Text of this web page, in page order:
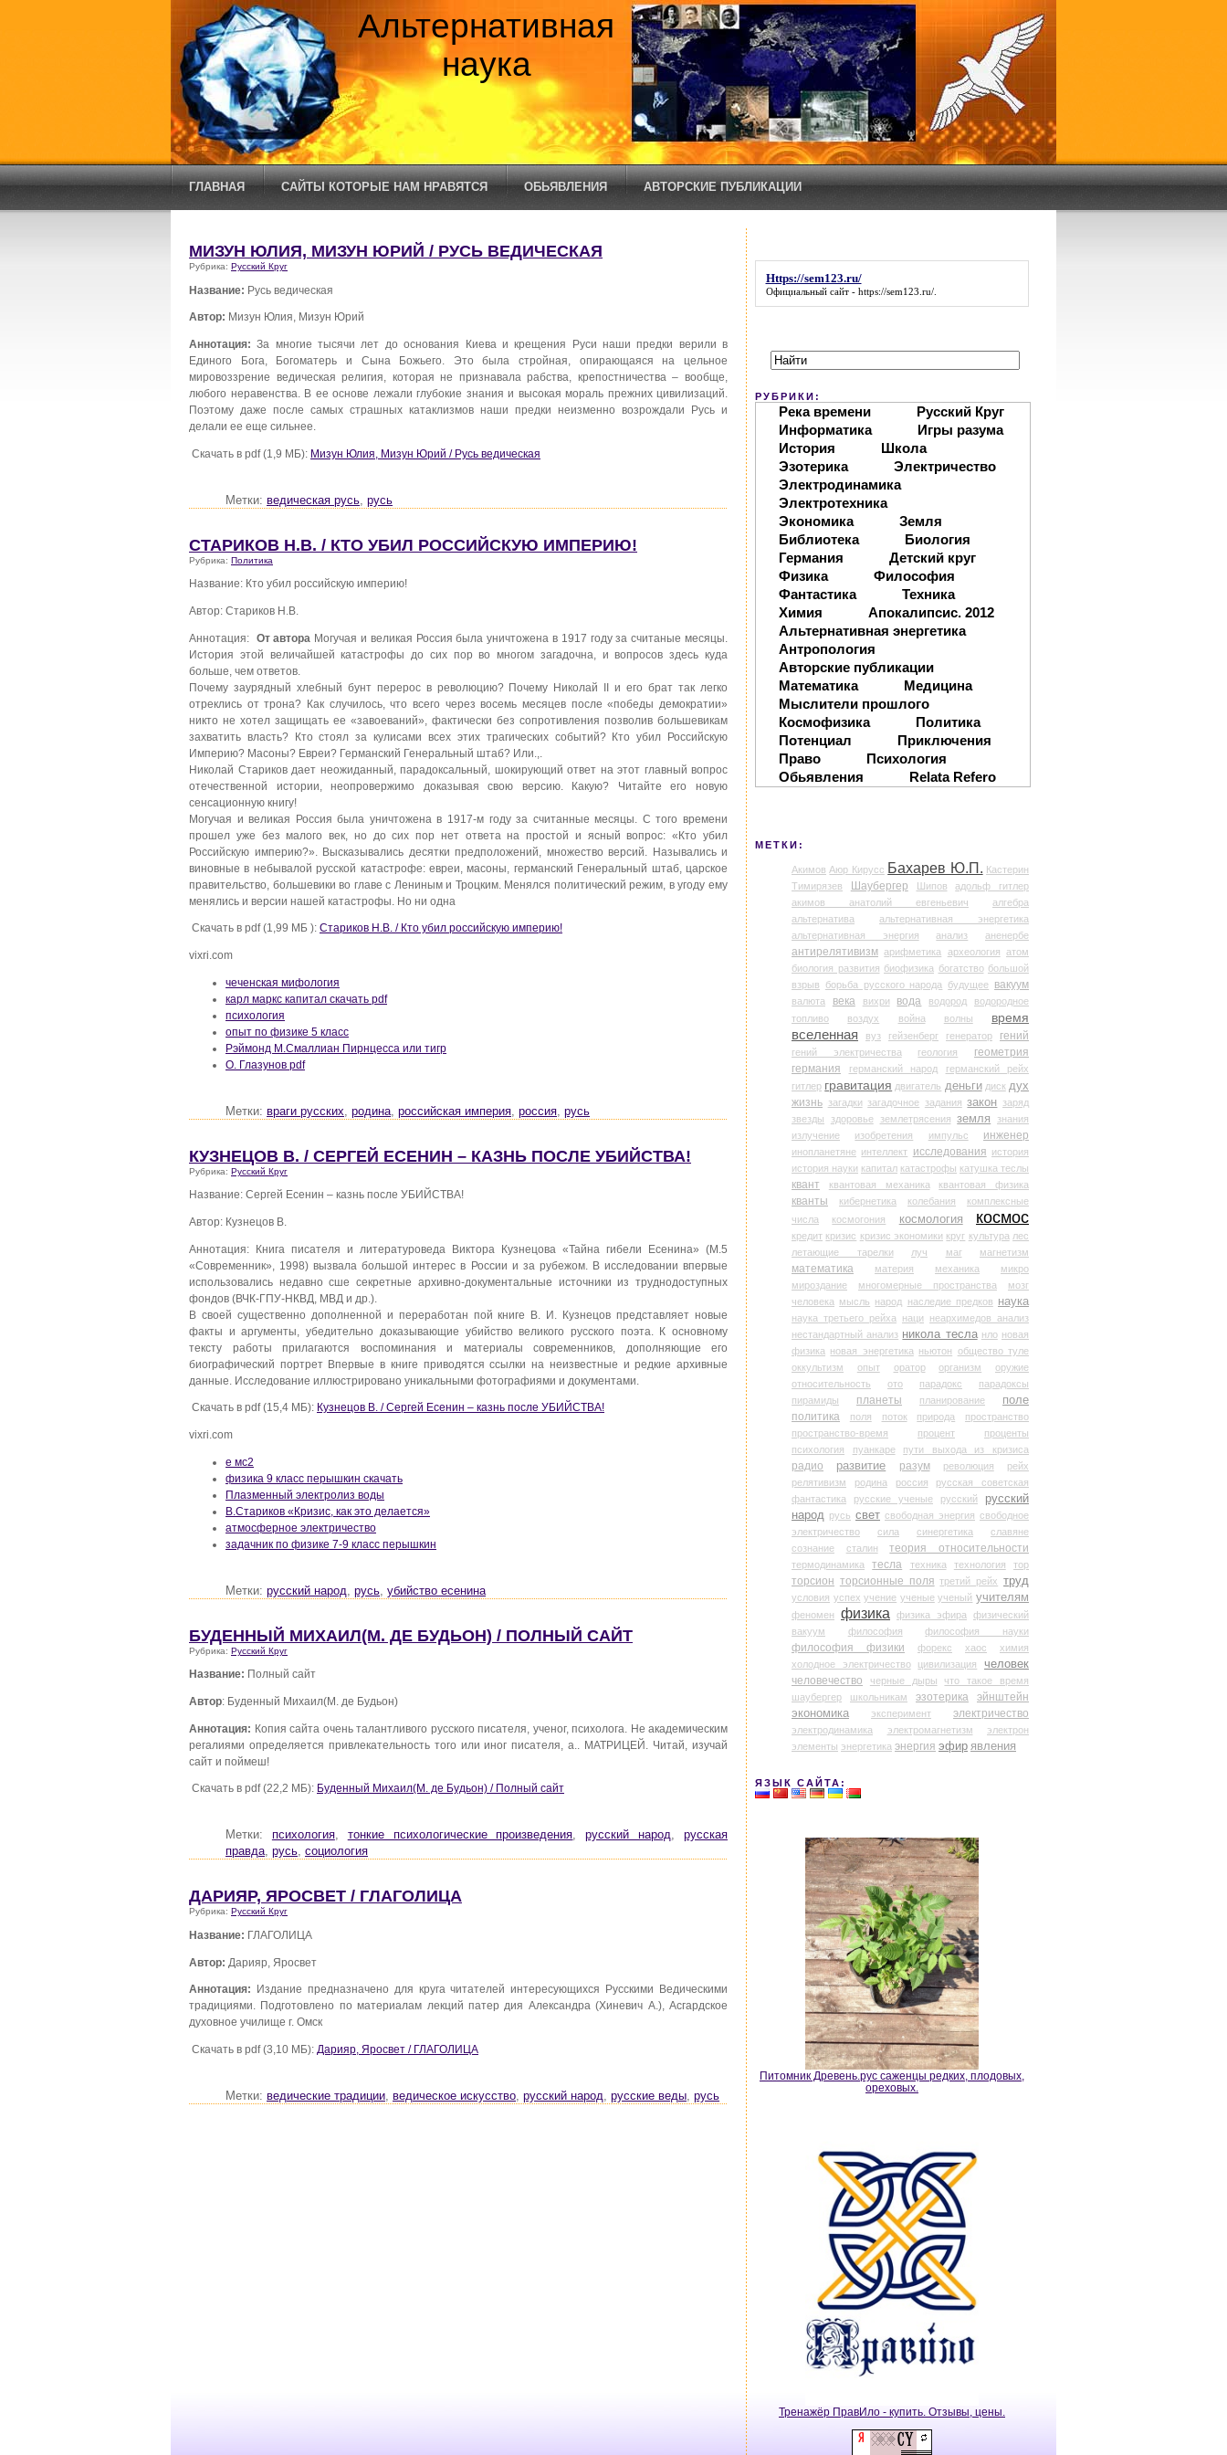
Альтернативная
наука
ГЛАВНАЯ САЙТЫ КОТОРЫЕ НАМ НРАВЯТСЯ ОБЬЯВЛЕНИЯ АВТОРСКИЕ ПУБЛИКАЦИИ
МИЗУН ЮЛИЯ, МИЗУН ЮРИЙ / РУСЬ ВЕДИЧЕСКАЯ
Рубрика: Русский Круг
Название: Русь ведическая
Автор: Мизун Юлия, Мизун Юрий
Аннотация: За многие тысячи лет до основания Киева и крещения Руси наши предки верили в
Единого Бога, Богоматерь и Сына Божьего. Это была стройная, опирающаяся на цельное
мировоззрение ведическая религия, которая не признавала рабства, крепостничества – вообще,
любого неравенства. В ее основе лежали глубокие знания и высокая мораль прежних цивилизаций.
Поэтому даже после самых страшных катаклизмов наши предки неизменно возрождали Русь и
делали ее еще сильнее.
Скачать в pdf (1,9 МБ): Мизун Юлия, Мизун Юрий / Русь ведическая
Метки: ведическая русь русь
СТАРИКОВ Н.В. / КТО УБИЛ РОССИЙСКУЮ ИМПЕРИЮ!
Рубрика: Политика
Название: Кто убил российскую империю!
Автор: Стариков Н.В.
Аннотация: От автора Могучая и великая Россия была уничтожена в 1917 году за считаные месяцы.
История этой величайшей катастрофы до сих пор во многом загадочна, и вопросов здесь куда
больше, чем ответов.
Почему заурядный хлебный бунт перерос в революцию? Почему Николай II и его брат так легко
отреклись от трона? Как случилось, что всего через восемь месяцев после «победы демократии»
никто не хотел защищать ее «завоеваний», фактически без сопротивления позволив большевикам
захватить власть? Кто стоял за кулисами всех этих трагических событий? Кто убил Российскую
Империю? Масоны? Евреи? Германский Генеральный штаб? Или.,.
Николай Стариков дает неожиданный, парадоксальный, шокирующий ответ на этот главный вопрос
отечественной истории, неопровержимо доказывая свою версию. Какую? Читайте его новую
сенсационную книгу!
Могучая и великая Россия была уничтожена в 1917-м году за считанные месяцы. С того времени
прошел уже без малого век, но до сих пор нет ответа на простой и ясный вопрос: «Кто убил
Российскую империю?». Высказывались десятки предположений, множество версий. Назывались и
виновные в небывалой русской катастрофе: евреи, масоны, германский Генеральный штаб, царское
правительство, большевики во главе с Лениным и Троцким. Менялся политический режим, в угоду ему
менялись и версии нашей катастрофы. Но ни одна
Скачать в pdf (1,99 МБ ): Стариков Н.В. / Кто убил российскую империю!
vixri.com
чеченская мифология
карл маркс капитал скачать pdf
психология
опыт по физике 5 класс
Рэймонд М.Смаллиан Пирнцесса или тигр
О. Глазунов pdf
Метки: враги русских родина российская империя россия русь
КУЗНЕЦОВ В. / СЕРГЕЙ ЕСЕНИН – КАЗНЬ ПОСЛЕ УБИЙСТВА!
Рубрика: Русский Круг
Название: Сергей Есенин – казнь после УБИЙСТВА!
Автор: Кузнецов В.
Аннотация: Книга писателя и литературоведа Виктора Кузнецова «Тайна гибели Есенина» (М.5
«Современник», 1998) вызвала большой интерес в России и за рубежом. В исследовании впервые
использовались недавно сше секретные архивно-документальные источники из труднодоступных
фондов (ВЧК-ГПУ-НКВД, МВД и др.).
В своей существенно дополненной и переработан пой книге В. И. Кузнецов представляет новые
факты и аргументы, убедительно доказывающие убийство великого русского поэта. К основному
тексту работы прилагаются воспоминания и материалы современников, дополняющие его
биографический портрет Впервые в книге приводятся ссылки на неизвестные и редкие архивные
данные. Исследование иллюстрировано уникальными фотографиями и документами.
Скачать в pdf (15,4 МБ): Кузнецов В. / Сергей Есенин – казнь после УБИЙСТВА!
vixri.com
е мс2
физика 9 класс перышкин скачать
Плазменный электролиз воды
В.Стариков «Кризис, как это делается»
атмосферное электричество
задачник по физике 7-9 класс перышкин
Метки: русский народ русь убийство есенина
БУДЕННЫЙ МИХАИЛ(М. ДЕ БУДЬОН) / ПОЛНЫЙ САЙТ
Рубрика: Русский Круг
Название: Полный сайт
Автор: Буденный Михаил(М. де Будьон)
Аннотация: Копия сайта очень талантливого русского писателя, ученог, психолога. Не академическим
регалиями определяется привлекательность того или иног писателя, а.. МАТРИЦЕЙ. Читай, изучай
сайт и поймеш!
Скачать в pdf (22,2 МБ): Буденный Михаил(М. де Будьон) / Полный сайт
Метки: психология, тонкие психологические произведения,русский народ,русская
правда, русь, социология
ДАРИЯР, ЯРОСВЕТ / ГЛАГОЛИЦА
Рубрика: Русский Круг
Название: ГЛАГОЛИЦА
Автор: Дарияр, Яросвет
Аннотация: Издание предназначено для круга читателей интересующихся Русскими Ведическими
традициями. Подготовлено по материалам лекций патер дия Александра (Хиневич А.), Асгардское
духовное училище г. Омск
Скачать в pdf (3,10 МБ): Дарияр, Яросвет / ГЛАГОЛИЦА
Метки: ведические традиции, ведическое искусство, русский народ, русские веды, русь
Https://sem123.ru/
Официальный сайт - https://sem123.ru/.
РУБРИКИ:
Река времени
Русский Круг
Информатика
Игры разума
История
Школа
Эзотерика
Электричество
Электродинамика
Электротехника
Экономика
Земля
Библиотека
Биология
Германия
Детский круг
Физика
Философия
Фантастика
Техника
Химия
Апокалипсис. 2012
Альтернативная энергетика
Антропология
Авторские публикации
Математика
Медицина
Мыслители прошлого
Космофизика
Политика
Потенциал
Приключения
Право
Психология
Обьявления
Relata Refero
МЕТКИ:
Акимов Аюр Кирусс Бахарев Ю.П. Кастерин
Тимирязев
Шаубергер Шипов
адольф гитлер
акимов анатолий евгеньевич
алгебра
альтернатива
альтернативная энергетика
альтернативная энергия
анализ аненербе
антирелятивизм арифметика археология атом
биология развития биофизика богатство большой
взрыв
борьба русского народа будущее вакуум
валюта века вихри вода водород
водородное
топливо
воздух война волны
время
вселенная
вуз гейзенберг генератор гений
гений электричества геология
геометрия
германия
германский народ
германский рейх
гитлер гравитация двигатель деньги диск дух
жизнь загадки загадочное задания закон заряд
звезды
здоровье землетрясения земля
знания
излучение
изобретения импульс инженер
инопланетяне интеллект исследования история
история науки капитал катастрофы катушка теслы
квант квантовая механика квантовая физика
кванты кибернетика колебания
комплексные
числа
космогония космология космос
кредит кризис кризис экономики круг культура лес
летающие тарелки
луч маг магнетизм
математика материя механика
микро
мироздание
многомерные пространства
мозг
человека мысль народ наследие предков наука
наука третьего рейха наци
неархимедов анализ
нестандартный анализ никола тесла нло новая
физика новая энергетика ньютон общество туле
оккультизм
опыт оратор организм
оружие
относительность
ото парадокс
парадоксы
пирамиды
планеты планирование
поле
политика
поля поток природа
пространство
пространство-время
процент
проценты
психология
пуанкаре пути выхода из кризиса
радио развитие разум революция
рейх
релятивизм
родина россия
русская советская
фантастика
русские ученые русский
русский
народ русь свет свободная энергия свободное
электричество
сила синергетика
славяне
сознание
сталин теория относительности
термодинамика тесла техника технология тор
торсион торсионные поля третий рейх труд
условия успех учение ученые ученый учителям
феномен физика физика эфира
физический
вакуум
философия философия науки
философия физики форекс хаос
химия
холодное электричество
цивилизация человек
человечество черные дыры
что такое время
шаубергер
школьникам эзотерика
эйнштейн
экономика
эксперимент электричество
электродинамика электромагнетизм
электрон
элементы энергетика энергия эфир явления
ЯЗЫК САЙТА:
Питомник Древень.рус саженцы редких, плодовых,
ореховых.
Тренажёр ПравИло - купить. Отзывы, цены.